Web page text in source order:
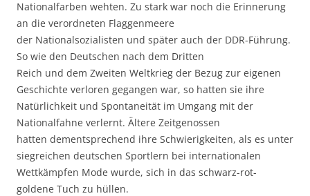
Nationalfarben wehten. Zu stark war noch die Erinnerung
an die verordneten Flaggenmeere
der Nationalsozialisten und später auch der DDR-Führung.
So wie den Deutschen nach dem Dritten
Reich und dem Zweiten Weltkrieg der Bezug zur eigenen
Geschichte verloren gegangen war, so hatten sie ihre
Natürlichkeit und Spontaneität im Umgang mit der
Nationalfahne verlernt. Ältere Zeitgenossen
hatten dementsprechend ihre Schwierigkeiten, als es unter
siegreichen deutschen Sportlern bei internationalen
Wettkämpfen Mode wurde, sich in das schwarz-rot-
goldene Tuch zu hüllen.